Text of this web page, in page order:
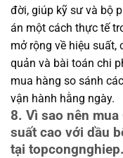
đời, giúp kỹ sư và bộ
án một cách thực tế
mở rộng về hiệu suất,
quản và bài toán chi
mua hàng so sánh
vận hành hằng ngày.
8. Vì sao nên
suất cao với dầu
tại